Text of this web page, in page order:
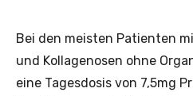
Bei den meisten Patienten
und Kollagenosen ohne
eine Tagesdosis von 7,5mg